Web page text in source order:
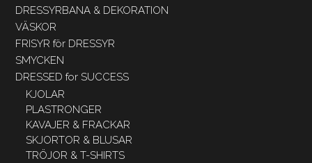
DRESSYRBANA & DEKORATION
VÄSKOR
FRISYR för DRESSYR
SMYCKEN
DRESSED for SUCCESS
KJOLAR
PLASTRONGER
KAVAJER & FRACKAR
SKJORTOR & BLUSAR
TRÖJOR & T-SHIRTS